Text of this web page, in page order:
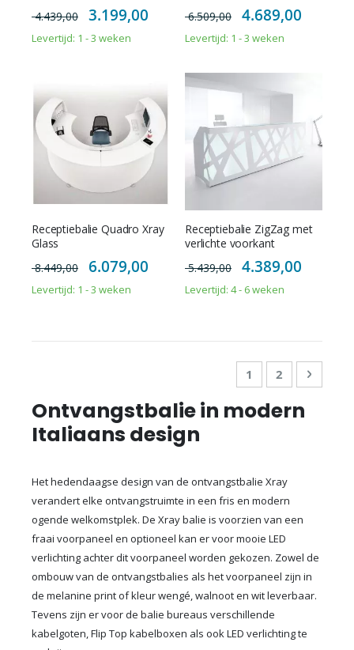
4.439,00
Special
Price
3.199,00
Levertijd: 1 - 3 weken
6.509,00
Special
Price
4.689,00
Levertijd: 1 - 3 weken
Receptiebalie Quadro Xray
Glass
8.449,00
Special
Price
6.079,00
Levertijd: 1 - 3 weken
Receptiebalie ZigZag met
verlichte voorkant
5.439,00
Special
Price
4.389,00
Levertijd: 4 - 6 weken
Pagina
U lees
1 Pagina
2 Pagina
Ontvangstbalie in modern
Italiaans design
Het hedendaagse design van de ontvangstbalie Xray
verandert elke ontvangstruimte in een fris en modern
ogende welkomstplek. De Xray balie is voorzien van een
fraai voorpaneel en optioneel kan er voor mooie LED
verlichting achter dit voorpaneel worden gekozen. Zowel de
ombouw van de ontvangstbalies als het voorpaneel zijn in
de melanine print of kleur wengé, walnoot en wit leverbaar.
Tevens zijn er voor de balie bureaus verschillende
kabelgoten, Flip Top kabelboxen als ook LED verlichting te